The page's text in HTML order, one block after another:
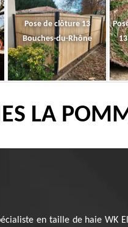
Pose de clôture 13
Bouches-du-Rhône
LA
en taille de haie WK